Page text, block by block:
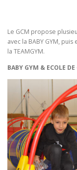
Le GCM propose
avec la BABY GYM,
la TEAMGYM.
BABY GYM & ECOLE DE